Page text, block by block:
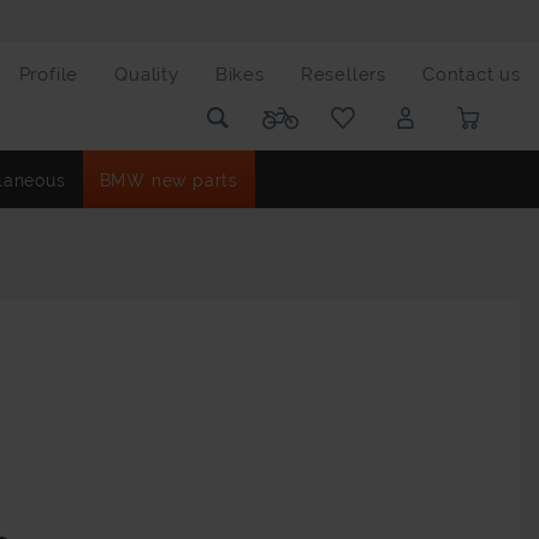
Profile Quality Bikes Resellers Contact us
BMW new parts